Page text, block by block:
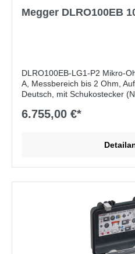
Megger DLRO100EB
DLRO100EB-LG1-P2 Mikro-
A, Messbereich bis 2 Ohm,
Deutsch, mit Schukostecker
Lieferumfang:ohne
6.755,00 €*